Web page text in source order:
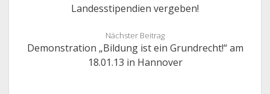
Landesstipendien vergeben!
Nächster Beitrag
Demonstration „Bildung ist ein Grundrecht!“ am
18.01.13 in Hannover